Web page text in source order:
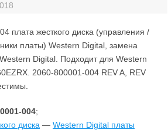
плата жесткого диска (управления /
платы) Western Digital, замена
Digital. Подходит для Western
2060-800001-004 REV A, REV
004;
диска — Western Digital платы